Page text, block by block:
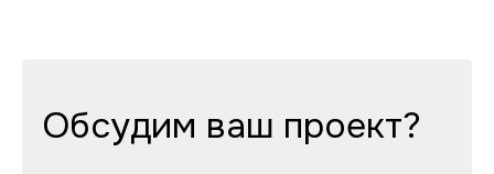
Обсудим ваш проект?